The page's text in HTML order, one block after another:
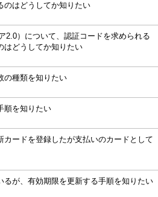
のはどうしてか知りたい
2.0）について、認証コードを求められる
はどうしてか知りたい
の種類を知りたい
順を知りたい
カードを登録したが支払いのカードとして
るが、有効期限を更新する手順を知りたい